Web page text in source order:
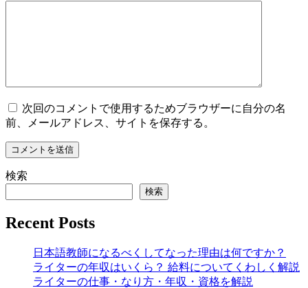
次回のコメントで使用するためブラウザーに自分の名
前、メールアドレス、サイトを保存する。
検索
検索
Recent Posts
日本語教師になるべくしてなった理由は何ですか？
ライターの年収はいくら？ 給料についてくわしく解説
ライターの仕事・なり方・年収・資格を解説